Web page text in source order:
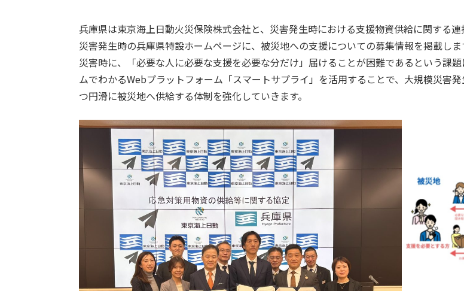
兵庫県は東京海上日動火災保険株式会社と、災害発生時における支援物資供給に関する連
災害発生時の兵庫県特設ホームページに、被災地への支援についての募集情報を掲載しま
災害時に、「必要な人に必要な支援を必要な分だけ」届けることが困難であるという課
ムでわかるWebプラットフォーム「スマートサプライ」を活用することで、大規模災害
つ円滑に被災地へ供給する体制を強化していきます。